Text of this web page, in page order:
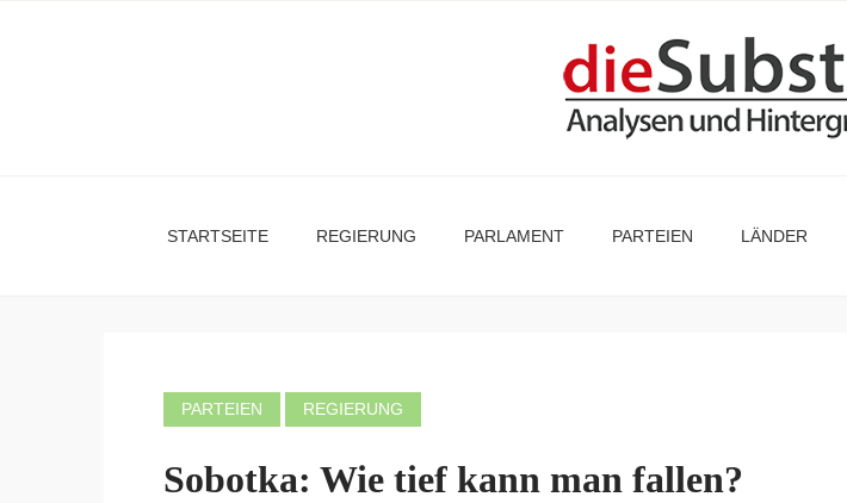
STARTSEITE REGIERUNG PARLAMENT PARTEIEN LÄNDER
PARTEIEN REGIERUNG
Sobotka: Wie tief kann man fallen?